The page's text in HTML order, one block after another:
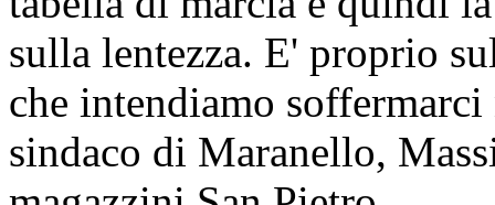
sulla lentezza. E' proprio
che intendiamo
sindaco di Maranello,